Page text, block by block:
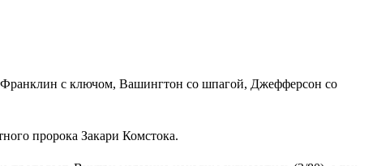
Франклин с ключом, Вашингтон со шпагой, Джефферсон со
пророка Закари Комстока.